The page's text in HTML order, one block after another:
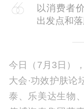
以消费者
出发点和落
今日（7月3日）
大会·功效护肤论
泰、乐美达生物